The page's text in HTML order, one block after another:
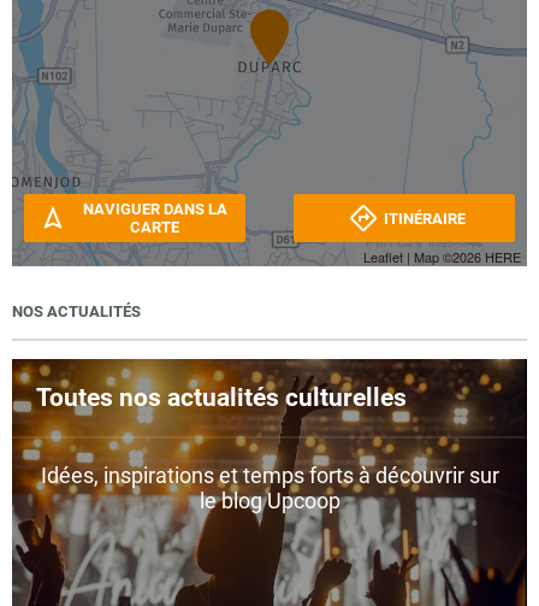
Leaflet | Map ©2026 HERE
NAVIGUER DANS LA
CARTE
ITINÉRAIRE
NOS ACTUALITÉS
Toutes nos actualités culturelles
Idées, inspirations et temps forts à découvrir sur
le blog Upcoop